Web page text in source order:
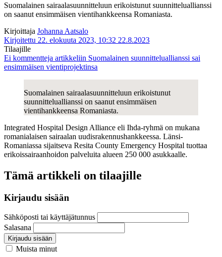
Suomalainen sairaalasuunnitteluun erikoistunut suunnitteluallianssi
on saanut ensimmäisen vientihankkeensa Romaniasta.
Kirjoittaja Johanna Aatsalo
Kirjoitettu 22. elokuuta 2023, 10:32 22.8.2023
Tilaajille
Ei kommentteja artikkeliin Suomalainen suunnitteluallianssi sai
ensimmäisen vientiprojektinsa
Suomalainen sairaalasuunnitteluun erikoistunut
suunnitteluallianssi on saanut ensimmäisen
vientihankkeensa Romaniasta.
Integrated Hospital Design Alliance eli Ihda-ryhmä on mukana
romanialaisen sairaalan uudisrakennushankkeessa. Länsi-
Romaniassa sijaitseva Resita County Emergency Hospital tuottaa
erikoissairaanhoidon palveluita alueen 250 000 asukkaalle.
Tämä artikkeli on tilaajille
Kirjaudu sisään
Sähköposti tai käyttäjätunnus
Salasana
Kirjaudu sisään
Muista minut